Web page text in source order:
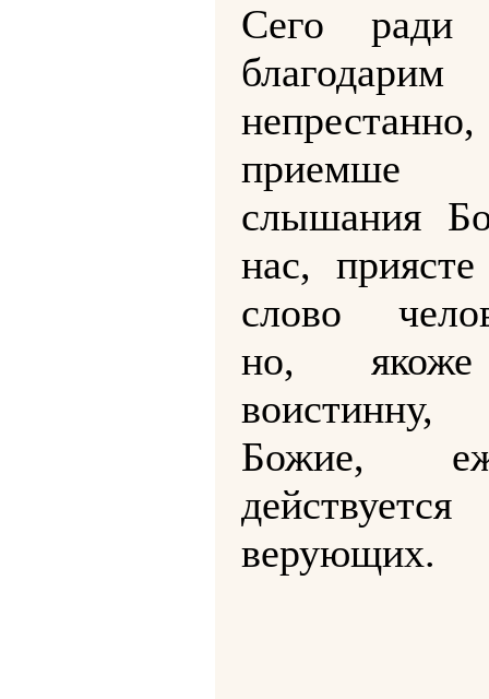
Сего
приемше
слышания
нас,
слово
но,
Божие,
верующих.